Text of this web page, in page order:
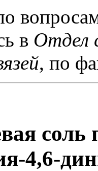
в Отдел
, по
4,6-